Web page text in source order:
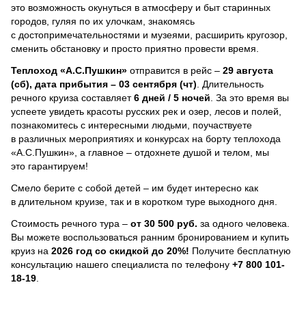
это возможность окунуться в атмосферу и быт старинных
городов, гуляя по их улочкам, знакомясь
с достопримечательностями и музеями, расширить кругозор,
сменить обстановку и просто приятно провести время.
Теплоход «А.С.Пушкин» отправится в рейс – 29 августа
(сб), дата прибытия – 03 сентября (чт) . Длительность
речного круиза составляет6 дней / 5 ночей За это время вы
успеете увидеть красоты русских рек и озер, лесов и полей,
познакомитесь с интересными людьми, поучаствуете
в различных мероприятиях и конкурсах на борту теплохода
«А.С.Пушкин», а главное – отдохнете душой и телом, мы
это гарантируем!
Смело берите с собой детей – им будет интересно как
в длительном круизе, так и в коротком туре выходного дня.
Стоимость речного тура – от 30 500 руб. за одного человека.
Вы можете воспользоваться ранним бронированием и купить
круиз на 2026 год со скидкой до 20%! Получите бесплатную
консультацию нашего специалиста по телефону +7 800 101-
18-19